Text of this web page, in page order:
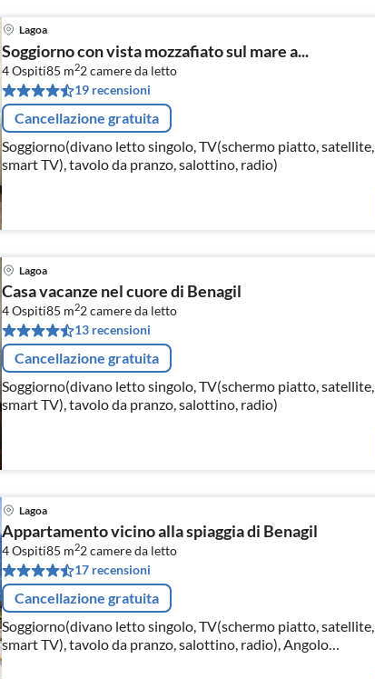
Lagoa
Soggiorno con vista mozzafiato sul mare a...
4 Ospiti85 m22camere da letto
19 recensioni
Cancellazione gratuita
Soggiorno(divano letto singolo, TV(schermo piatto, satellite,
smart TV), tavolo da pranzo, salottino, radio)
Lagoa
Casa vacanze nel cuore di Benagil
4 Ospiti85 m22camere da letto
13 recensioni
Cancellazione gratuita
Soggiorno(divano letto singolo, TV(schermo piatto, satellite,
smart TV), tavolo da pranzo, salottino, radio)
Lagoa
Appartamento vicino alla spiaggia di Benagil
4 Ospiti85 m22camere da letto
17 recensioni
Cancellazione gratuita
Soggiorno(divano letto singolo, TV(schermo piatto, satellite,
smart TV), tavolo da pranzo, salottino, radio), Angolo
cottura(stufa(gas)